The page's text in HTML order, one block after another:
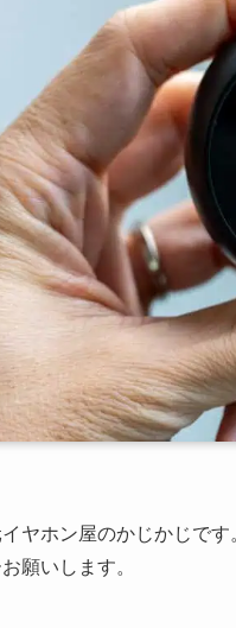
ヤホン屋のかじかじで
願いします。